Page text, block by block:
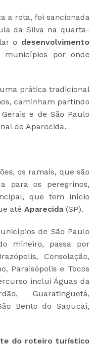
a rota, foi sancionada
da Silva na quarta-
o desenvolvimento
municípios por onde
prática tradicional
caminham partindo
e de São Paulo
de Aparecida.
os ramais, que são
para os peregrinos,
que tem início
até Aparecida(SP).
de São Paulo
mineiro, passa por
Consolação,
Paraisópolis e Tocos
inclui Águas da
Guaratinguetá,
Bento do Sapucaí,
do roteiro turístico